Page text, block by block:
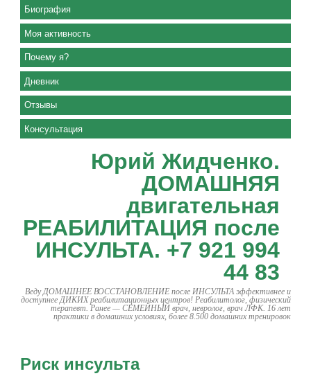
Биография
Моя активность
Почему я?
Дневник
Отзывы
Консультация
Юрий Жидченко.
ДОМАШНЯЯ
двигательная
РЕАБИЛИТАЦИЯ после
ИНСУЛЬТА. +7 921 994
44 83
Веду ДОМАШНЕЕ ВОССТАНОВЛЕНИЕ после ИНСУЛЬТА эффективнее и
доступнее ДИКИХ реабилитационных центров! Реабилитолог, физический
терапевт. Ранее — СЕМЕЙНЫЙ врач, невролог, врач ЛФК. 16 лет
практики в домашних условиях, более 8.500 домашних тренировок
Риск инсульта